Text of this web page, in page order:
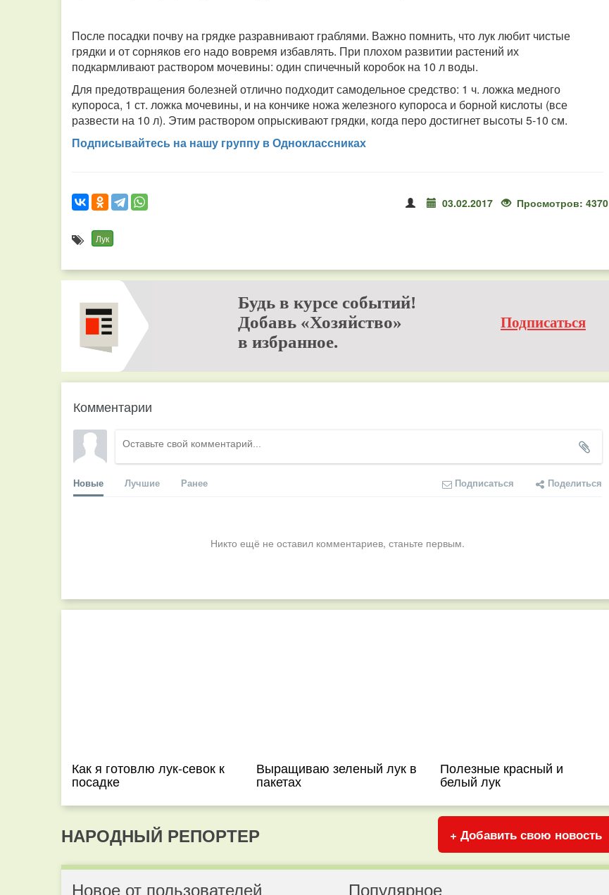
После посадки почву на грядке разравнивают граблями. Важно помнить, что лук любит чистые
грядки и от сорняков его надо вовремя избавлять. При плохом развитии растений их
подкармливают раствором мочевины: один спичечный коробок на 10 л воды.
Для предотвращения болезней отлично подходит самодельное средство: 1 ч. ложка медного
купороса, 1 ст. ложка мочевины, и на кончике ножа железного купороса и борной кислоты (все
развести на 10 л). Этим раствором опрыскивают грядки, когда перо достигнет высоты 5-10 см.
Подписывайтесь на нашу группу в Одноклассниках
03.02.2017 Просмотров: 4370
Лук
Будь в курсе событий!
Добавь «Хозяйство»
в избранное.
Подписаться
Комментарии
Новые Лучшие Ранее Подписаться Поделиться
Никто ещё не оставил комментариев, станьте первым.
Как я готовлю лук-севок к
посадке
Выращиваю зеленый лук в
пакетах
Полезные красный и
белый лук
НАРОДНЫЙ РЕПОРТЕР + Добавить свою новость
Новое от пользователей Популярное